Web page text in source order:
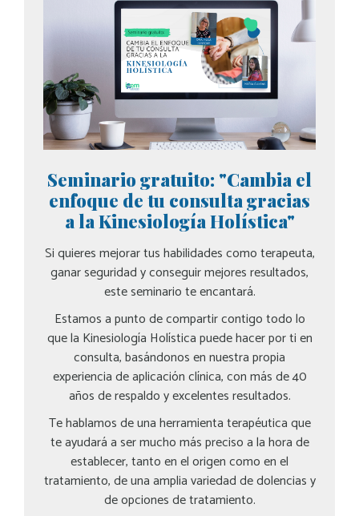
Seminario gratuito: "Cambia el
enfoque de tu consulta gracias
a la Kinesiología Holística"
Si quieres mejorar tus habilidades como terapeuta,
ganar seguridad y conseguir mejores resultados,
este seminario te encantará.
Estamos a punto de compartir contigo todo lo
que la Kinesiología Holística puede hacer por ti en
consulta, basándonos en nuestra propia
experiencia de aplicación clínica, con más de 40
años de respaldo y excelentes resultados.
Te hablamos de una herramienta terapéutica que
te ayudará a ser mucho más preciso a la hora de
establecer, tanto en el origen como en el
tratamiento, de una amplia variedad de dolencias y
de opciones de tratamiento.